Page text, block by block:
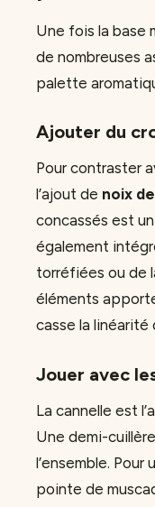
Une fois la base
de nombreuses
palette
Ajouter du
Pour contraster
l’ajout de noix
concassés est
également
torréfiées ou de
éléments
casse la linéarité
Jouer avec
La cannelle est
Une demi-
l’ensemble.
pointe de